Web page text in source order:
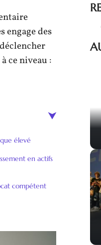
des
ce niveau :
élevé
en actifs
compétent